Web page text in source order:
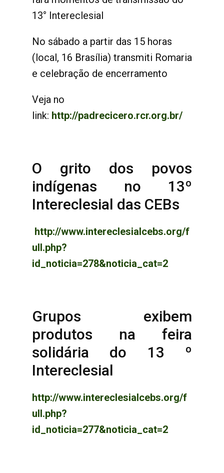
13° Intereclesial
No sábado a partir das 15 horas
(local, 16 Brasília) transmiti Romaria
e celebração de encerramento
Veja no
link: http://padrecicero.rcr.org.br/
O grito dos povos
indígenas no 13º
Intereclesial das CEBs
http://www.intereclesialcebs.org/f
ull.php?
id_noticia=278&noticia_cat=2
Grupos exibem
produtos na feira
solidária do 13 º
Intereclesial
http://www.intereclesialcebs.org/f
ull.php?
id_noticia=277&noticia_cat=2